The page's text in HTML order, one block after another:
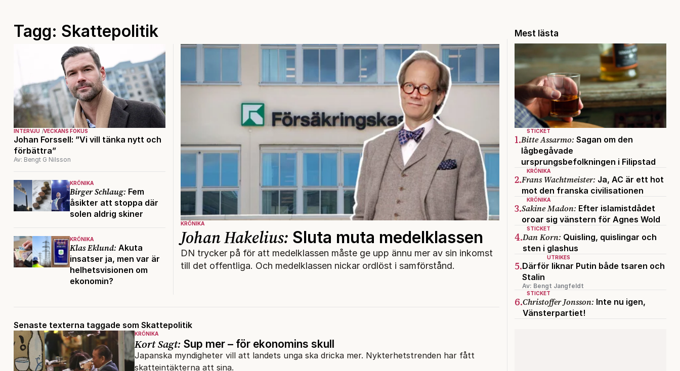
Tagg: Skattepolitik
INTERVJU VECKANS FOKUS
Johan Forssell: ”Vi vill tänka nytt och
förbättra”
Av: Bengt G Nilsson
KRÖNIKA
Birger Schlaug: Fem
åsikter att stoppa där
solen aldrig skiner
KRÖNIKA
Klas Eklund: Akuta
insatser ja, men var är
helhetsvisionen om
ekonomin?
KRÖNIKA
Johan Hakelius: Sluta muta medelklassen
DN trycker på för att medelklassen måste ge upp ännu mer av sin inkomst
till det offentliga. Och medelklassen nickar ordlöst i samförstånd.
Senaste texterna taggade som Skattepolitik
KRÖNIKA
Kort Sagt: Sup mer – för ekonomins skull
Japanska myndigheter vill att landets unga ska dricka mer. Nykterhetstrenden har fått
skatteintäkterna att sina.
Mest lästa
STICKET
1.Bitte Assarmo: Sagan om den
lågbegåvade
ursprungsbefolkningen i Filipstad
KRÖNIKA
2.Frans Wachtmeister: Ja, AC är ett hot
mot den franska civilisationen
KRÖNIKA
3.Sakine Madon: Efter islamistdådet
oroar sig vänstern för Agnes Wold
STICKET
4.Dan Korn: Quisling, quislingar och
sten i glashus
UTRIKES
5.Därför liknar Putin både tsaren och
Stalin
Av: Bengt Jangfeldt
STICKET
6.Christoffer Jonsson: Inte nu igen,
Vänsterpartiet!